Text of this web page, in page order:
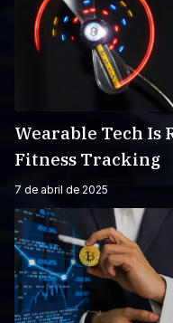
Wearable Tech Is
Fitness Tracking
7 de abril de 2025